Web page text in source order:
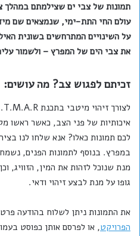
תמונות של צבי ים שצילמתם במהלך
עולם החי התת-ימי, שנמצאים שם
על השינויים המתרחשים בשונית
את צבי הים של המפרץ – ולשמור
זכיתם לפגוש צב? מה עושים:
איכותיות של פני הצב, כאשר ראשו
לכם תמונות כאלו? אנא שלחו לנו
במפרץ. בנוסף לתמונות הפנים,
מנת שנוכל לזהות את המין, הזוויג,
גופו על מנת לבצע זיהוי ודאי.
את התמונות ניתן לשלוח בהודעה
הפרויקט